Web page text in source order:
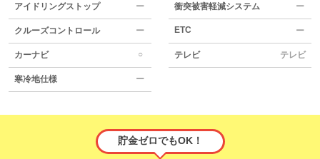
アイドリングストップ ー 衝突被害軽減システム ー
クルーズコントロール ー ETC ー
カーナビ ○ テレビ テレビ
寒冷地仕様 ー
貯金ゼロでもOK！